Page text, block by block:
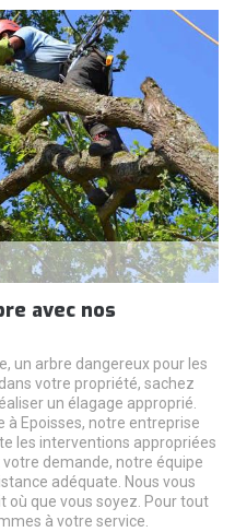
avec nos
un arbre dangereux pour les
votre propriété, sachez
un élagage approprié.
à Epoisses, notre entreprise
les interventions appropriées
demande, notre équipe
adéquate. Nous vous
où que vous soyez. Pour tout
à votre service.